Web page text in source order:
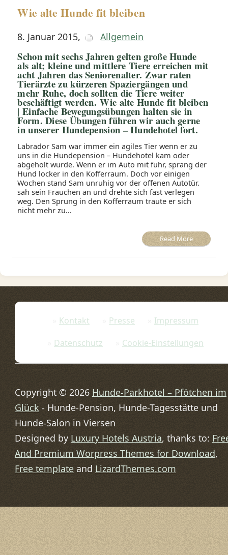
Wie alte Hunde fit bleiben
8. Januar 2015, Allgemein
Schon mit sechs Jahren gelten große Hunde
als alt; kleine und mittlere Tiere erreichen mit
acht Jahren das Seniorenalter. Zwar raten
Tierärzte zu kürzeren Spaziergängen und
mehr Ruhe, doch sollten die Tiere weiter
beschäftigt werden. Wie alte Hunde fit bleiben
| Einfache Bewegungsübungen halten sie in
Form. Diese Übungen führen wir auch gerne
in unserer Hundepension – Hundehotel fort.
Labrador Sam war immer ein agiles Tier wenn er zu
uns in die Hundepension – Hundehotel kam oder
abgeholt wurde. Wenn er im Auto mit fuhr, sprang der
Hund locker in den Kofferraum. Doch vor einigen
Wochen stand Sam unruhig vor der offenen Autotür.
sah sein Frauchen an und drehte sich fast verlegen
weg. Den Sprung in den Kofferraum traute er sich
nicht mehr zu...
Read More
Kontakt Presse
Impressum
Datenschutz
Cookie-Einstellungen
Copyright © 2026 Hunde-Parkhotel – Pfötchen im
Glück - Hunde-Pension, Hunde-Tagesstätte und
Hunde-Salon in Viersen
Designed by Luxury Hotels Austria, thanks to:
And Premium Worpress Themes for Download,
Free templateand LizardThemes.com